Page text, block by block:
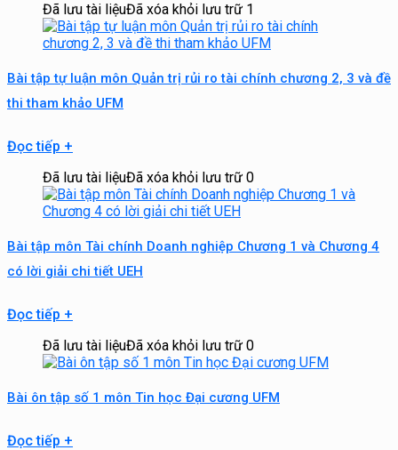
Đã lưu tài liệuĐã xóa khỏi lưu trữ 1
Bài tập tự luận môn Quản trị rủi ro tài chính chương 2, 3 và đề
thi tham khảo UFM
Đọc tiếp +
Đã lưu tài liệuĐã xóa khỏi lưu trữ 0
Bài tập môn Tài chính Doanh nghiệp Chương 1 và Chương 4
có lời giải chi tiết UEH
Đọc tiếp +
Đã lưu tài liệuĐã xóa khỏi lưu trữ 0
Bài ôn tập số 1 môn Tin học Đại cương UFM
Đọc tiếp +